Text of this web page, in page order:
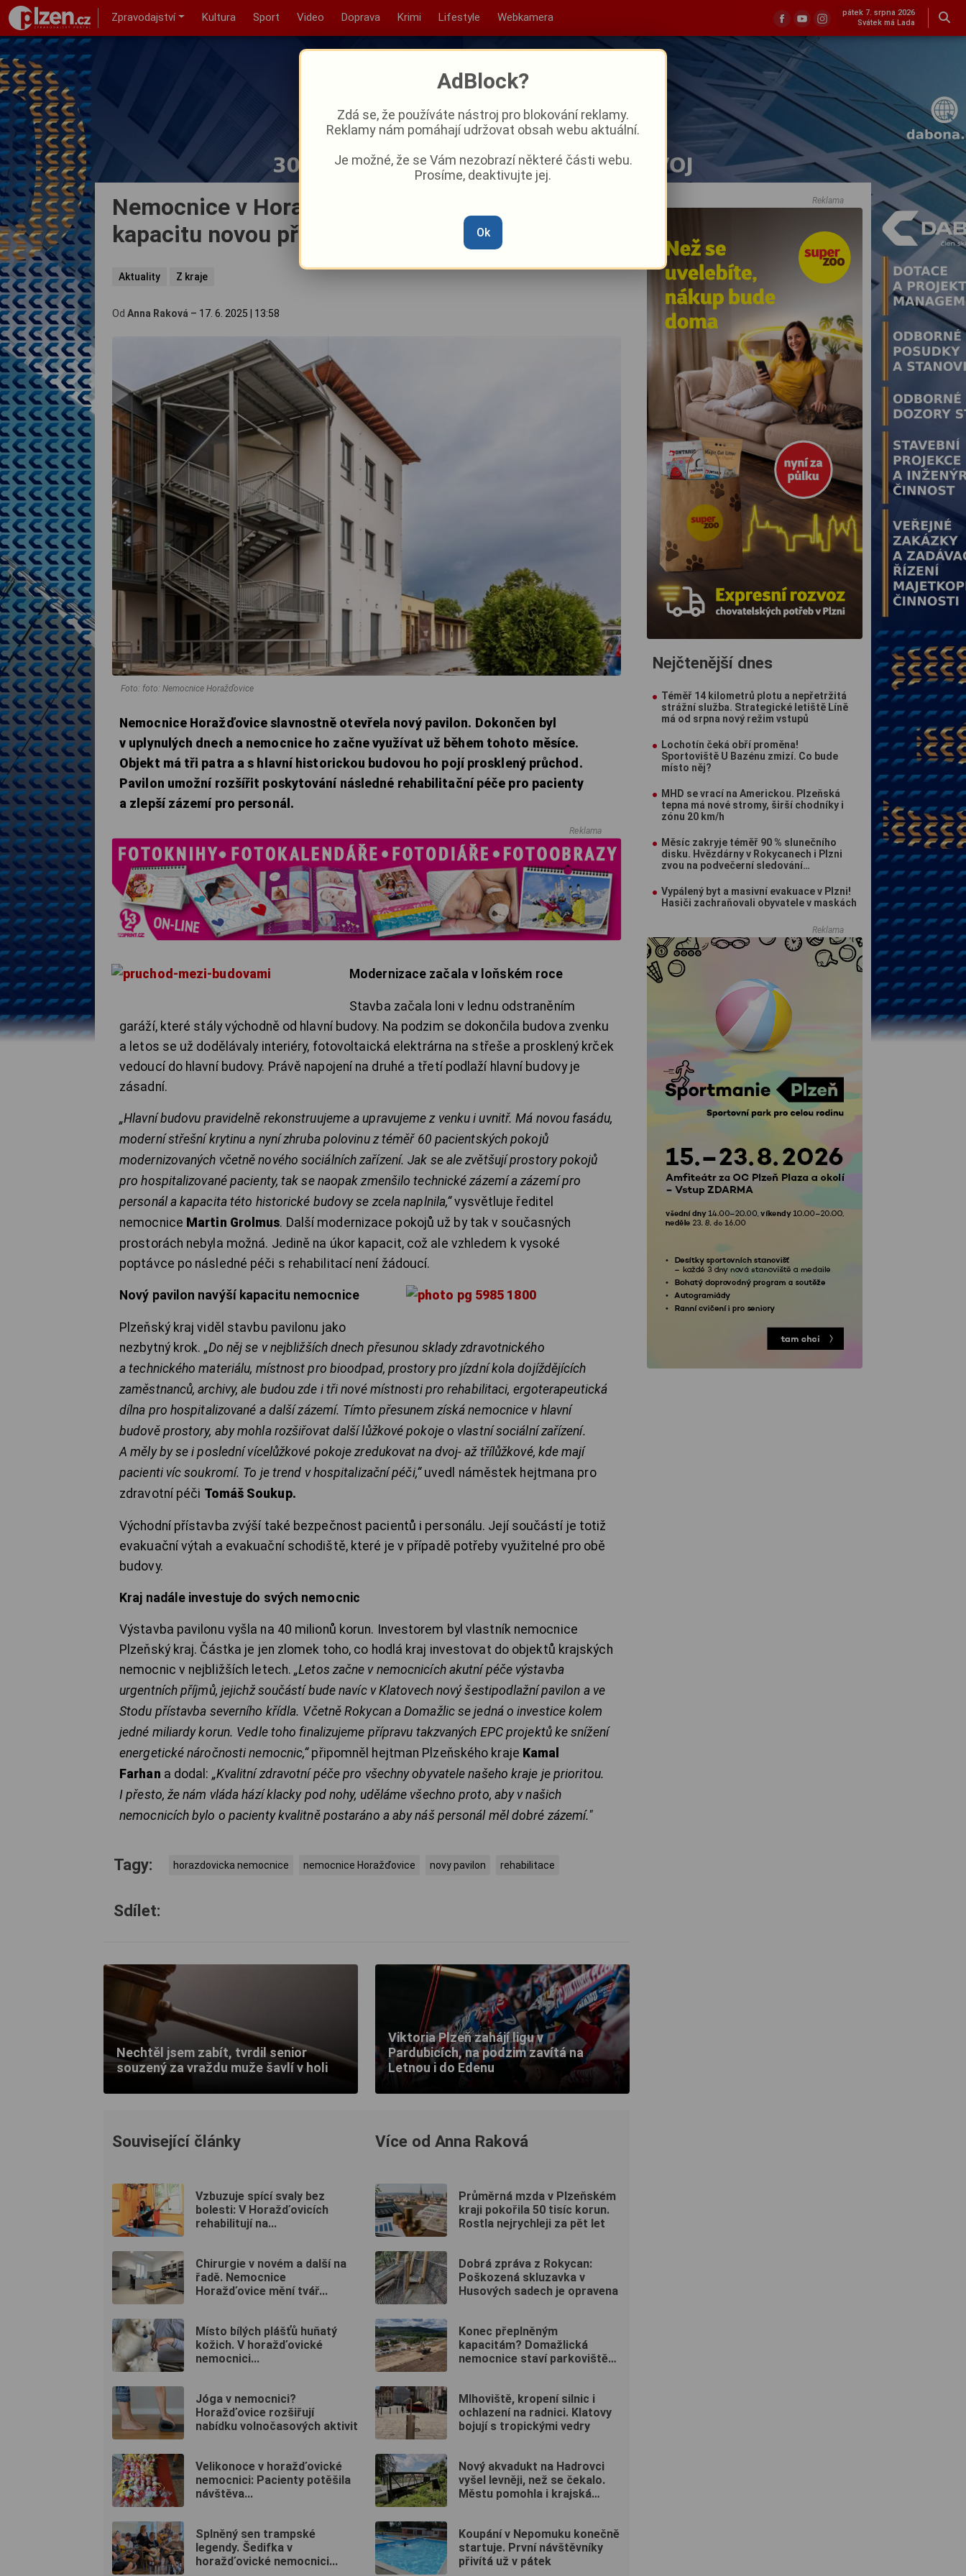
Zpravodajství Kultura Sport Video Doprava Krimi Lifestyle Webkamera
pátek 7. srpna 2026
Svátek má Lada
Nemocnice v Horažďovicích zvyšuje komfort a
kapacitu novou přístavbou
Aktuality Z kraje
Od Anna Raková – 17. 6. 2025 13:58
Foto: foto: Nemocnice Horažďovice
Nemocnice Horažďovice slavnostně otevřela nový pavilon. Dokončen byl
v uplynulých dnech a nemocnice ho začne využívat už během tohoto měsíce.
Objekt má tři patra a s hlavní historickou budovou ho pojí prosklený průchod.
Pavilon umožní rozšířit poskytování následné rehabilitační péče pro pacienty
a zlepší zázemí pro personál.
Reklama
Modernizace začala v loňském roce
Stavba začala loni v lednu odstraněním
garáží, které stály východně od hlavní budovy. Na podzim se dokončila budova zvenku
a letos se už dodělávaly interiéry, fotovoltaická elektrárna na střeše a prosklený krček
vedoucí do hlavní budovy. Právě napojení na druhé a třetí podlaží hlavní budovy je
zásadní.
„Hlavní budovu pravidelně rekonstruujeme a upravujeme z venku i uvnitř. Má novou fasádu,
moderní střešní krytinu a nyní zhruba polovinu z téměř 60 pacientských pokojů
modernizovaných včetně nového sociálních zařízení. Jak se ale zvětšují prostory pokojů
pro hospitalizované pacienty, tak se naopak zmenšilo technické zázemí a zázemí pro
personál a kapacita této historické budovy se zcela naplnila,“vysvětluje ředitel
nemocnice Martin Grolmus. Další modernizace pokojů už by tak v současných
prostorách nebyla možná. Jedině na úkor kapacit, což ale vzhledem k vysoké
poptávce po následné péči s rehabilitací není žádoucí.
Nový pavilon navýší kapacitu nemocnice
Plzeňský kraj viděl stavbu pavilonu jako
nezbytný krok. „Do něj se v nejbližších dnech přesunou sklady zdravotnického
a technického materiálu, místnost pro bioodpad, prostory pro jízdní kola dojíždějících
zaměstnanců, archivy, ale budou zde i tři nové místnosti pro rehabilitaci, ergoterapeutická
dílna pro hospitalizované a další zázemí. Tímto přesunem získá nemocnice v hlavní
budově prostory, aby mohla rozšiřovat další lůžkové pokoje o vlastní sociální zařízení.
A měly by se i poslední vícelůžkové pokoje zredukovat na dvoj- až třílůžkové, kde mají
pacienti víc soukromí. To je trend v hospitalizační péči,“ uvedl náměstek hejtmana pro
zdravotní péči Tomáš Soukup.
Východní přístavba zvýší také bezpečnost pacientů i personálu. Její součástí je totiž
evakuační výtah a evakuační schodiště, které je v případě potřeby využitelné pro obě
budovy.
Kraj nadále investuje do svých nemocnic
Výstavba pavilonu vyšla na 40 milionů korun. Investorem byl vlastník nemocnice
Plzeňský kraj. Částka je jen zlomek toho, co hodlá kraj investovat do objektů krajských
nemocnic v nejbližších letech.„Letos začne v nemocnicích akutní péče výstavba
urgentních příjmů, jejichž součástí bude navíc v Klatovech nový šestipodlažní pavilon a ve
Stodu přístavba severního křídla. Včetně Rokycan a Domažlic se jedná o investice kolem
jedné miliardy korun. Vedle toho finalizujeme přípravu takzvaných EPC projektů ke snížení
energetické náročnosti nemocnic,“připomněl hejtman Plzeňského kraje Kamal
Farhan a dodal: „Kvalitní zdravotní péče pro všechny obyvatele našeho kraje je prioritou.
I přesto, že nám vláda hází klacky pod nohy, uděláme všechno proto, aby v našich
nemocnicích bylo o pacienty kvalitně postaráno a aby náš personál měl dobré zázemí."
Tagy: horazdovicka nemocnice nemocnice Horažďovice novy pavilon rehabilitace
Sdílet:
Nechtěl jsem zabít, tvrdil senior
souzený za vraždu muže šavlí v holi
Viktoria Plzeň zahájí ligu v
Pardubicích, na podzim zavítá na
Letnou i do Edenu
Související články
Vzbuzuje spící svaly bez
bolesti: V Horažďovicích
rehabilitují na...
Chirurgie v novém a další na
řadě. Nemocnice
Horažďovice mění tvář...
Místo bílých plášťů huňatý
kožich. V horažďovické
nemocnici...
Jóga v nemocnici?
Horažďovice rozšiřují
nabídku volnočasových aktivit
Velikonoce v horažďovické
nemocnici: Pacienty potěšila
návštěva...
Splněný sen trampské
legendy. Šedifka v
horažďovické nemocnici...
Více od Anna Raková
Průměrná mzda v Plzeňském
kraji pokořila 50 tisíc korun.
Rostla nejrychleji za pět let
Dobrá zpráva z Rokycan:
Poškozená skluzavka v
Husových sadech je opravena
Konec přeplněným
kapacitám? Domažlická
nemocnice staví parkoviště
Mlhoviště, kropení silnic i
ochlazení na radnici. Klatovy
bojují s tropickými vedry
Nový akvadukt na Hadrovci
vyšel levněji, než se čekalo.
Městu pomohla i krajská
Koupání v Nepomuku konečně
startuje. První návštěvníky
přivítá už v pátek
Reklama
Nejčtenější dnes
Téměř 14 kilometrů plotu a nepřetržitá
strážní služba. Strategické letiště Líně
má od srpna nový režim vstupů
Lochotín čeká obří proměna!
Sportoviště U Bazénu zmizí. Co bude
místo něj?
MHD se vrací na Americkou. Plzeňská
tepna má nové stromy, širší chodníky i
zónu 20 km/h
Měsíc zakryje téměř 90 % slunečního
disku. Hvězdárny v Rokycanech i Plzni
zvou na podvečerní sledování
Vypálený byt a masivní evakuace v Plzni!
Hasiči zachraňovali obyvatele v maskách
Reklama
AdBlock?
Zdá se, že používáte nástroj pro blokování reklamy.
Reklamy nám pomáhají udržovat obsah webu aktuální.
Je možné, že se Vám nezobrazí některé části webu.
Prosíme, deaktivujte jej.
Ok